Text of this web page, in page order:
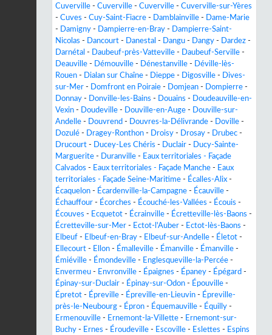
Cuverville - Cuverville - Cuverville - Cuverville-sur-Yères
- Cuves - Cuy-Saint-Fiacre - Damblainville -
Dame-Marie
-
Damigny - Dampierre-en-Bray -
Dampierre-Saint-
Nicolas - Dancourt - Danestal - Dangu - Dangy - Dardez -
Darnétal - Daubeuf-près-Vatteville - Daubeuf-Serville -
Deauville - Démouville - Dénestanville -
Déville-lès-
Rouen - Dialan sur Chaîne - Dieppe - Digosville -
Dives-
sur-Mer - Domfront en Poiraie - Domjean - Dompierre -
Donnay - Donville-les-Bains - Douains -
Doudeauville-en-
Vexin - Doudeville - Douville-en-Auge -
Douville-sur-
Andelle - Douvrend - Douvres-la-Délivrande - Doville -
Dozulé - Dragey-Ronthon - Droisy - Drosay - Drubec -
Drucourt - Ducey-Les Chéris - Duclair -
Ducy-Sainte-
Marguerite - Duranville - Eaux territoriales - Façade
Calvados - Eaux territoriales - Façade Manche - Eaux
territoriales - Façade Seine-Maritime - Écalles-Alix -
Écaquelon - Écardenville-la-Campagne - Écauville -
Échauffour - Écorches - Écouché-les-Vallées - Écouis -
Écouves - Ecquetot - Écrainville - Écretteville-lès-Baons -
Écretteville-sur-Mer - Ectot-l'Auber - Ectot-lès-Baons -
Elbeuf - Elbeuf-en-Bray - Elbeuf-sur-Andelle - Életot -
Ellecourt - Ellon - Émalleville - Émanville - Émanville -
Émiéville - Émondeville - Englesqueville-la-Percée -
Envermeu - Envronville - Épaignes - Épaney - Épégard -
Épinay-sur-Duclair - Épinay-sur-Odon - Épouville -
Épretot - Épreville - Épreville-en-Lieuvin - Épreville-
près-le-Neubourg - Épron - Équemauville - Équilly -
Ermenouville - Ernemont-la-Villette - Ernemont-sur-
Buchy - Ernes - Éroudeville - Escoville - Eslettes - Espins